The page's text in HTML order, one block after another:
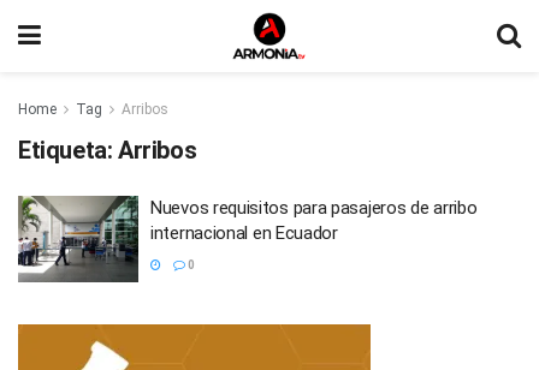
Home Tag Arribos
Etiqueta: Arribos
Nuevos requisitos para pasajeros de arribo
internacional en Ecuador
0